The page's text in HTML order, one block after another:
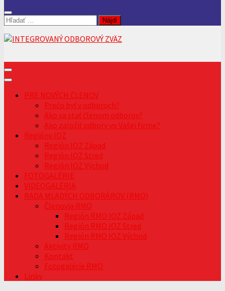
Hľadať:
PRE NOVÝCH ČLENOV
Prečo byť v odboroch?
Ako sa stať členom odborov?
Ako založiť odbory vo Vašej firme?
Regióny IOZ
Región IOZ Západ
Región IOZ Stred
Región IOZ Východ
FOTOGALÉRIE
VIDEOGALÉRIA
RADA MLADÝCH ODBORÁROV (RMO)
Členovia RMO
Región RMO IOZ Západ
Región RMO IOZ Stred
Región RMO IOZ Východ
Aktivity RMO
Kontakt
Fotogalérie RMO
Linky